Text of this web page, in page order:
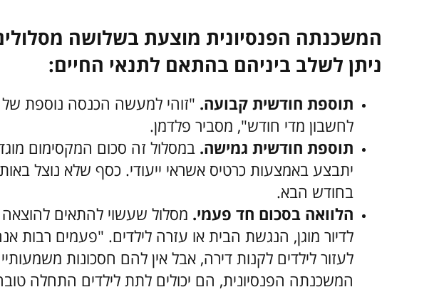
המשכנתה הפנסיונית מוצעת בשלושה
ניתן לשלב ביניהם בהתאם לתנאי החיים:
תוספת חודשית קבועה. "זוהי למעשה הכנסה נוספת
לחשבון מדי חודש", מסביר פלדמן.
תוספת חודשית גמישה. במסלול זה סכום המקסימום
יתבצע באמצעות כרטיס אשראי ייעודי. כסף שלא נוצל
בחודש הבא.
הלוואה בסכום חד פעמי. מסלול שעשוי להתאים
לדיור מוגן, הנגשת הבית או עזרה לילדים. "פעמים רבות
לעזור לילדים לקנות דירה, אבל אין להם חסכונות
המשכנתה הפנסיונית, הם יכולים לתת לילדים התחלה